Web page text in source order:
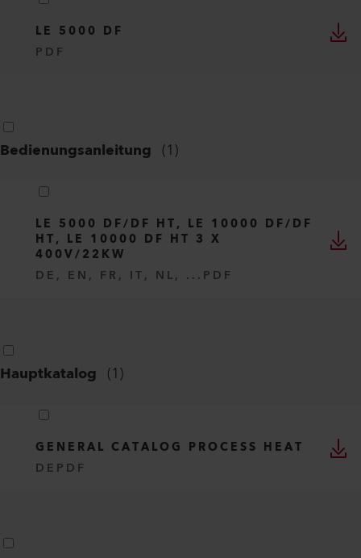
LE 5000 DF
PDF
Bedienungsanleitung (1)
LE 5000 DF/DF HT, LE 10000 DF/DF
HT, LE 10000 DF HT 3 X
400V/22KW
DE, EN, FR, IT, NL, ... PDF
Hauptkatalog (1)
GENERAL CATALOG PROCESS HEAT
DE PDF